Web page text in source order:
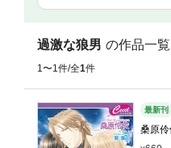
過激な狼男 の作品一覧
1〜1件/全1件
最新刊
桑原伶